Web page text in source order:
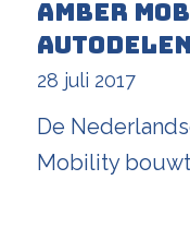
Amber
autodelen
28 juli 2017
De
Mobility